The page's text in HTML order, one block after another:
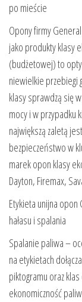
po mieście
Opony firmy
jako produkty klasy
(budżetowej) to
niewielkie przebiegi
klasy sprawdzą się
mocy i w przypadku
największą zaletą
bezpieczeństwo w
marek opon klasy
Dayton, Firemax,
Etykieta unijna opon
hałasu i spalania
Spalanie paliwa –
na etykietach
piktogramu oraz klas
ekonomiczność